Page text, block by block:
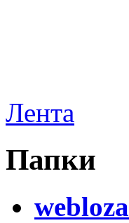
Лента
Папки
webloza